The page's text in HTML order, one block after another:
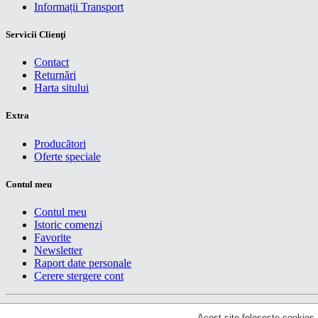
Informații Transport
Servicii Clienţi
Contact
Returnări
Harta sitului
Extra
Producători
Oferte speciale
Contul meu
Contul meu
Istoric comenzi
Favorite
Newsletter
Raport date personale
Cerere stergere cont